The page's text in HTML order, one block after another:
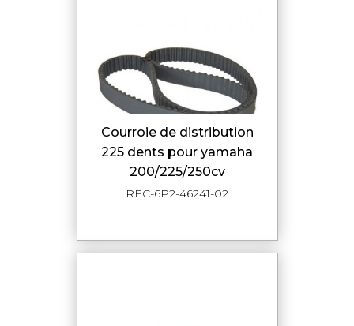
courroie de distribution
225 dents pour yamaha
200/225/250cv
REC-6P2-46241-02